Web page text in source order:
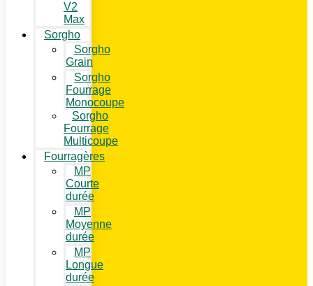
V2
Max
Sorgho
Sorgho
Grain
Sorgho
Fourrage
Monocoupe
Sorgho
Fourrage
Multicoupe
Fourragères
MP
Courte
durée
MP
Moyenne
durée
MP
Longue
durée